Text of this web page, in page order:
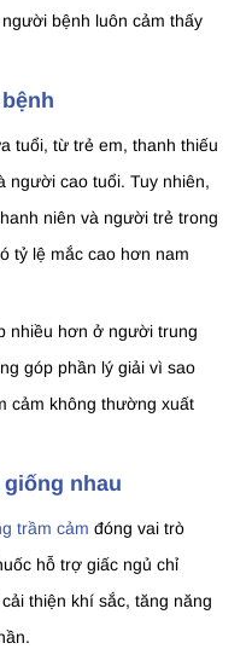
bệnh luôn cảm thấy
tuổi, từ trẻ em, thanh thiếu
người cao tuổi. Tuy nhiên,
niên và người trẻ trong
tỷ lệ mắc cao hơn nam
nhiều hơn ở người trung
góp phần lý giải vì sao
cảm không thường xuất
nhau
trầm cảm đóng vai trò
hỗ trợ giấc ngủ chỉ
thiện khí sắc, tăng năng